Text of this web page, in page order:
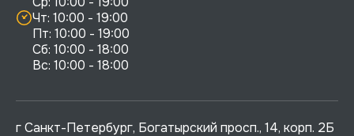
Чт: 10:00 - 19:00
Пт: 10:00 - 19:00
Сб: 10:00 - 18:00
г Санкт-Петербург, Богатырский просп., 14, корп. 2Б